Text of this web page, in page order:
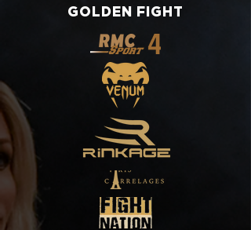
GOLDEN FIGHT